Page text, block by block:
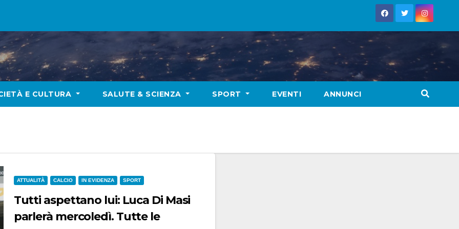
E CULTURA SALUTE & SCIENZA SPORT EVENTI ANNUNCI
ATTUALITÀ CALCIO IN EVIDENZA SPORT
Tutti aspettano lui: Luca Di Masi
parlerà mercoledì. Tutte le